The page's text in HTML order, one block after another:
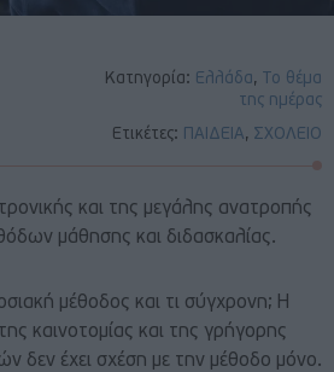
Κατηγορία: Ελλάδα, Το θέμα
της ημέρας
Ετικέτες: ΠΑΙΔΕΙΑ, ΣΧΟΛΕΙΟ
και της μεγάλης ανατροπής
μάθησης και διδασκαλίας.
μέθοδος και τι σύγχρονη; Η
καινοτομίας και της γρήγορης
δεν έχει σχέση με την μέθοδο μόνο.